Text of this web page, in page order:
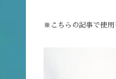
※こちらの記事で使用